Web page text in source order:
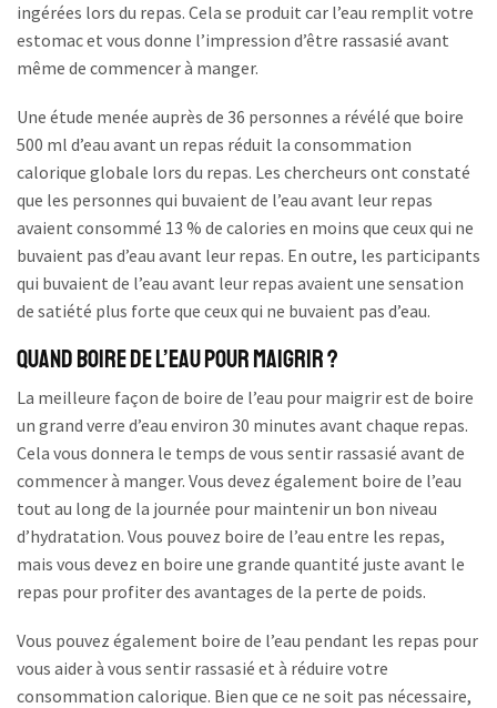
ingérées lors du repas. Cela se produit car l’eau remplit votre
estomac et vous donne l’impression d’être rassasié avant
même de commencer à manger.
Une étude menée auprès de 36 personnes a révélé que boire
500 ml d’eau avant un repas réduit la consommation
calorique globale lors du repas. Les chercheurs ont constaté
que les personnes qui buvaient de l’eau avant leur repas
avaient consommé 13 % de calories en moins que ceux qui ne
buvaient pas d’eau avant leur repas. En outre, les participants
qui buvaient de l’eau avant leur repas avaient une sensation
de satiété plus forte que ceux qui ne buvaient pas d’eau.
Quand boire de l’eau pour maigrir ?
La meilleure façon de boire de l’eau pour maigrir est de boire
un grand verre d’eau environ 30 minutes avant chaque repas.
Cela vous donnera le temps de vous sentir rassasié avant de
commencer à manger. Vous devez également boire de l’eau
tout au long de la journée pour maintenir un bon niveau
d’hydratation. Vous pouvez boire de l’eau entre les repas,
mais vous devez en boire une grande quantité juste avant le
repas pour profiter des avantages de la perte de poids.
Vous pouvez également boire de l’eau pendant les repas pour
vous aider à vous sentir rassasié et à réduire votre
consommation calorique. Bien que ce ne soit pas nécessaire,